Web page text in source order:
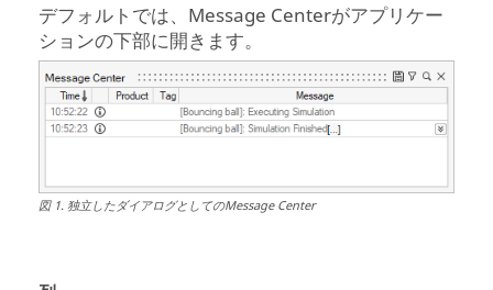
デフォルトでは、 Message Centerがアプリケー
ションの下部に開きます。
図1.独立したダイアログとしてのMessage Center